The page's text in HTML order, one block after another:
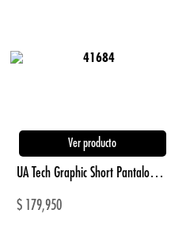
Ver producto
UA Tech Graphic Short Pantaloneta de hombre para entrenamiento marca Under Armour
$ 179,950